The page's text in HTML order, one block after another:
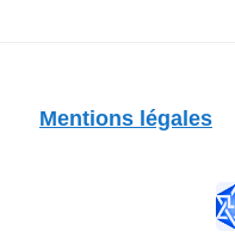
Mentions légales